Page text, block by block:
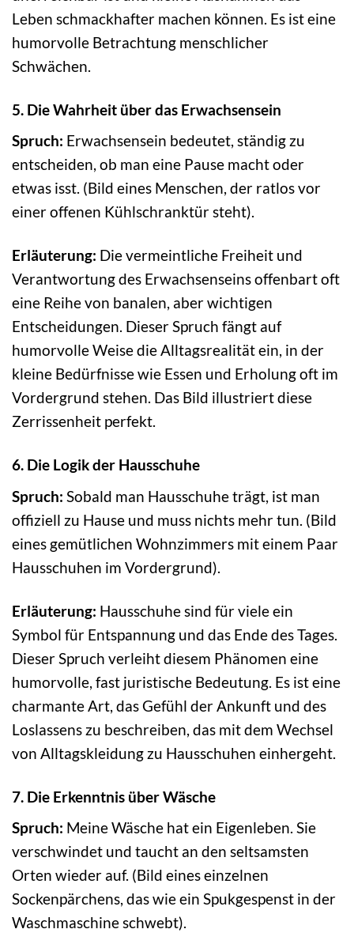
Leben schmackhafter machen können. Es ist eine
humorvolle Betrachtung menschlicher
Schwächen.
5. Die Wahrheit über das Erwachsensein
Spruch: Erwachsensein bedeutet, ständig zu
entscheiden, ob man eine Pause macht oder
etwas isst. (Bild eines Menschen, der ratlos vor
einer offenen Kühlschranktür steht).
Erläuterung: Die vermeintliche Freiheit und
Verantwortung des Erwachsenseins offenbart oft
eine Reihe von banalen, aber wichtigen
Entscheidungen. Dieser Spruch fängt auf
humorvolle Weise die Alltagsrealität ein, in der
kleine Bedürfnisse wie Essen und Erholung oft im
Vordergrund stehen. Das Bild illustriert diese
Zerrissenheit perfekt.
6. Die Logik der Hausschuhe
Spruch: Sobald man Hausschuhe trägt, ist man
offiziell zu Hause und muss nichts mehr tun. (Bild
eines gemütlichen Wohnzimmers mit einem Paar
Hausschuhen im Vordergrund).
Erläuterung: Hausschuhe sind für viele ein
Symbol für Entspannung und das Ende des Tages.
Dieser Spruch verleiht diesem Phänomen eine
humorvolle, fast juristische Bedeutung. Es ist eine
charmante Art, das Gefühl der Ankunft und des
Loslassens zu beschreiben, das mit dem Wechsel
von Alltagskleidung zu Hausschuhen einhergeht.
7. Die Erkenntnis über Wäsche
Spruch: Meine Wäsche hat ein Eigenleben. Sie
verschwindet und taucht an den seltsamsten
Orten wieder auf. (Bild eines einzelnen
Sockenpärchens, das wie ein Spukgespenst in der
Waschmaschine schwebt).